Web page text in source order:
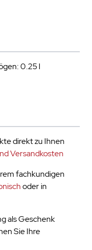
direkt zu Ihnen
Versandkosten
fachkundigen
oder in
als Geschenk
Sie Ihre
0.25 l